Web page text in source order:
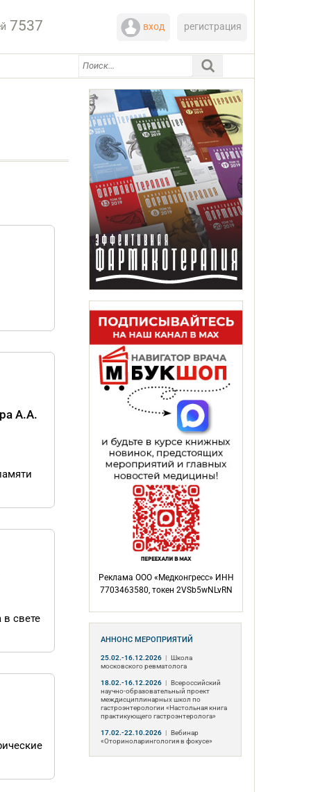
7537 вход регистрация
А.А.
в свете
Реклама ООО «Медконгресс» ИНН
7703463580, токен 2VSb5wNLvRN
АННОНС МЕРОПРИЯТИЙ
25.02.-16.12.2026 | Школа
московского ревматолога
18.02.-16.12.2026 | Всероссийский
научно-образовательный проект
междисциплинарных школ по
гастроэнтерологии «Настольная книга
практикующего гастроэнтеролога»
17.02.-22.10.2026 | Вебинар
«Оториноларингология в фокусе»